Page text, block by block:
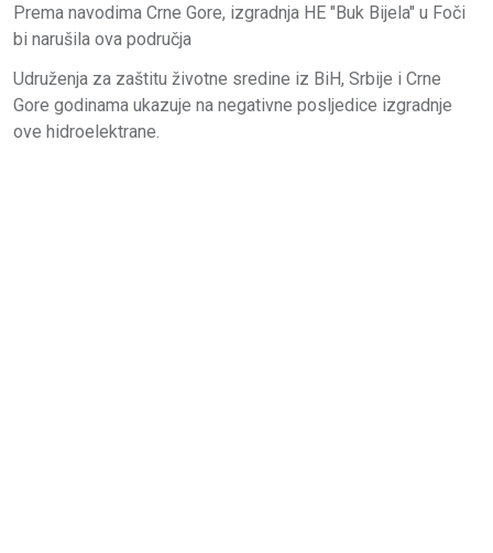
Prema navodima Crne Gore, izgradnja HE "Buk Bijela" u Foči
bi narušila ova područja
Udruženja za zaštitu životne sredine iz BiH, Srbije i Crne
Gore godinama ukazuje na negativne posljedice izgradnje
ove hidroelektrane.